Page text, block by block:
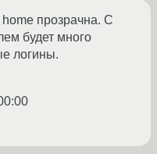
прозрачна. С
будет много
логины.